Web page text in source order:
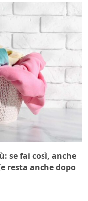
se fai così, anche
resta anche dopo